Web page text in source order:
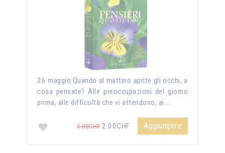
26 maggio:Quando al mattino aprite gli occhi, a
cosa pensate? Alle preoccupazioni del giorno
prima, alle difficoltà che vi attendono, ai …
5.00CHF2.00CHF Aggiungere